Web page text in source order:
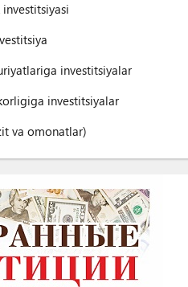
investitsiyalar
investitsiyalar
va omonatlar)